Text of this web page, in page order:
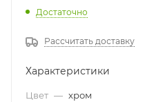
Достаточно
Рассчитать доставку
Характеристики
Цвет — хром